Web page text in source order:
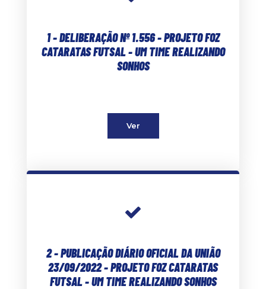
1 - DELIBERAÇÃO Nº 1.556 - PROJETO FOZ
CATARATAS FUTSAL - UM TIME REALIZANDO
SONHOS
Ver
2 - PUBLICAÇÃO DIÁRIO OFICIAL DA UNIÃO
23/09/2022 - PROJETO FOZ CATARATAS
FUTSAL - UM TIME REALIZANDO SONHOS